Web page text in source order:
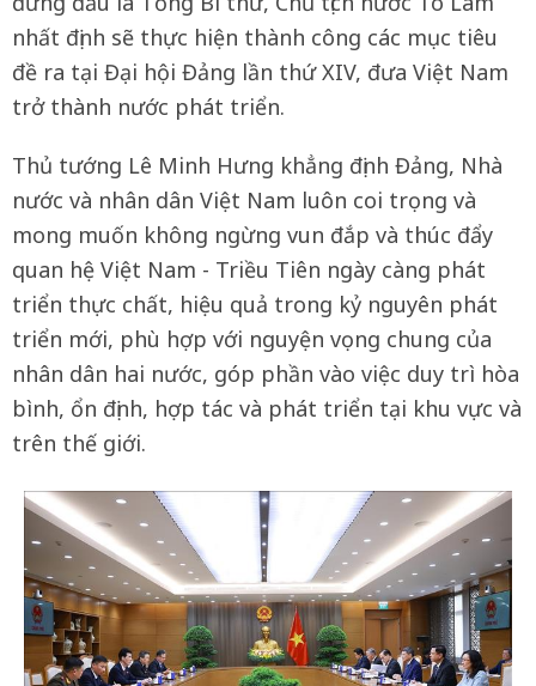
nhất định sẽ thực hiện thành công các mục tiêu
đề ra tại Đại hội Đảng lần thứ XIV, đưa Việt Nam
trở thành nước phát triển.
Thủ tướng Lê Minh Hưng khẳng định Đảng, Nhà
nước và nhân dân Việt Nam luôn coi trọng và
mong muốn không ngừng vun đắp và thúc đẩy
quan hệ Việt Nam - Triều Tiên ngày càng phát
triển thực chất, hiệu quả trong kỷ nguyên phát
triển mới, phù hợp với nguyện vọng chung của
nhân dân hai nước, góp phần vào việc duy trì hòa
bình, ổn định, hợp tác và phát triển tại khu vực và
trên thế giới.